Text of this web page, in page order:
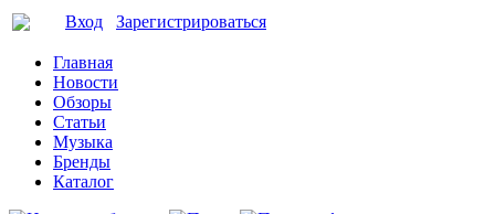
Вход Зарегистрироваться
Главная
Новости
Обзоры
Статьи
Музыка
Бренды
Каталог